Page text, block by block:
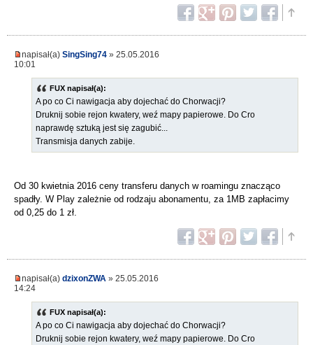
napisał(a) SingSing74 » 25.05.2016
10:01
FUX napisał(a):
A po co Ci nawigacja aby dojechać do Chorwacji?
Druknij sobie rejon kwatery, weź mapy papierowe. Do Cro
naprawdę sztuką jest się zagubić...
Transmisja danych zabije.
Od 30 kwietnia 2016 ceny transferu danych w roamingu znacząco
spadły. W Play zależnie od rodzaju abonamentu, za 1MB zapłacimy
od 0,25 do 1 zł.
napisał(a) dzixonZWA » 25.05.2016
14:24
FUX napisał(a):
A po co Ci nawigacja aby dojechać do Chorwacji?
Druknij sobie rejon kwatery, weź mapy papierowe. Do Cro